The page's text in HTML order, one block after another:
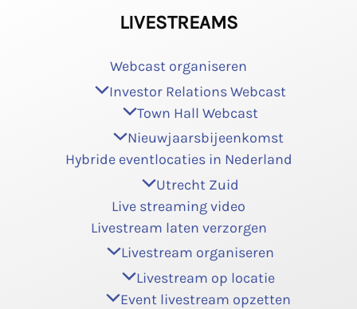
LIVESTREAMS
Webcast organiseren
Investor Relations Webcast
Town Hall Webcast
Nieuwjaarsbijeenkomst
Hybride eventlocaties in Nederland
Utrecht Zuid
Live streaming video
Livestream laten verzorgen
Livestream organiseren
Livestream op locatie
Event livestream opzetten